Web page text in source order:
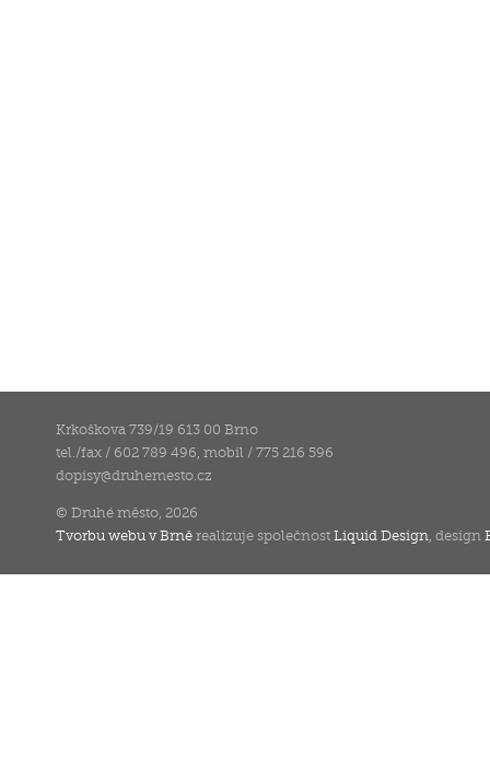
Krkoškova 739/19 613 00 Brno
tel./fax / 602 789 496, mobil / 775 216 596
dopisy@druhemesto.cz
© Druhé město, 2026
Tvorbu webu v Brně realizuje společnostLiquid Design , design